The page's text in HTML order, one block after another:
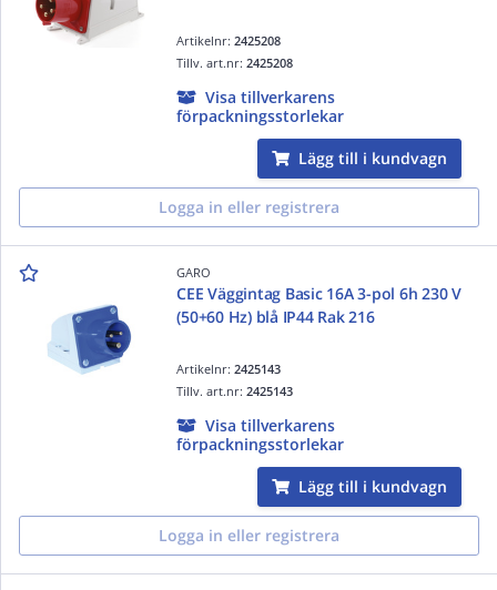
Artikelnr:2425208
Tillv. art.nr:2425208
Visa tillverkarens
förpackningsstorlekar
Lägg till i kundvagn
Logga in eller registrera
GARO
CEE Väggintag Basic 16A 3-pol 6h 230 V
(50+60 Hz) blå IP44 Rak 216
Artikelnr:2425143
Tillv. art.nr:2425143
Visa tillverkarens
förpackningsstorlekar
Lägg till i kundvagn
Logga in eller registrera